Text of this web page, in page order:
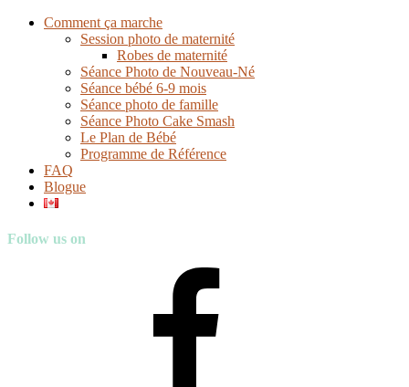
Comment ça marche
Session photo de maternité
Robes de maternité
Séance Photo de Nouveau-Né
Séance bébé 6-9 mois
Séance photo de famille
Séance Photo Cake Smash
Le Plan de Bébé
Programme de Référence
FAQ
Blogue
Follow us on